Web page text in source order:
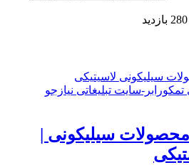
280 بازدید
سیلیکونی |